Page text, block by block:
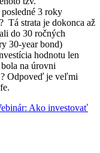
3 roky
Tá strata je dokonca až
do 30 ročných
30-year bond)
hodnotu len
na úrovni
? Odpoveď je veľmi
Ako investovať